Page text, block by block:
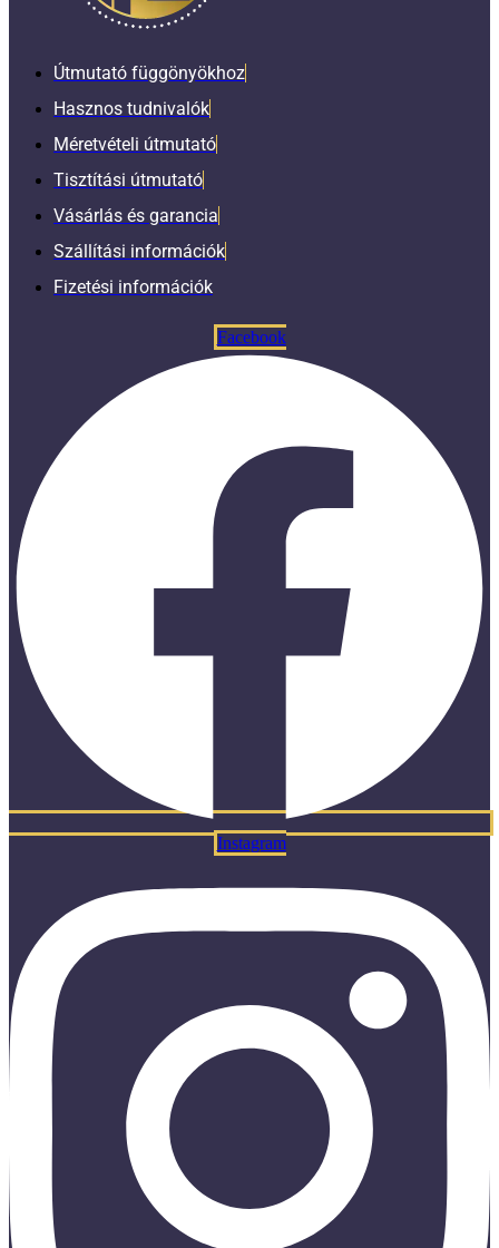
Útmutató függönyökhoz
Hasznos tudnivalók
Méretvételi útmutató
Tisztítási útmutató
Vásárlás és garancia
Szállítási információk
Fizetési információk
Facebook
Instagram